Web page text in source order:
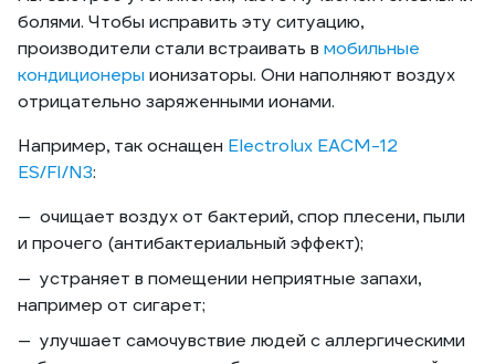
болями. Чтобы исправить эту ситуацию,
производители стали встраивать в мобильные
кондиционеры ионизаторы. Они наполняют воздух
отрицательно заряженными ионами.
Например, так оснащен Electrolux EACM-12
ES/FI/N3:
очищает воздух от бактерий, спор плесени, пыли
и прочего (антибактериальный эффект);
устраняет в помещении неприятные запахи,
например от сигарет;
улучшает самочувствие людей с аллергическими